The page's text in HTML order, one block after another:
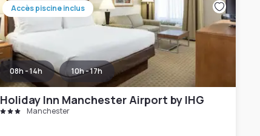
Accès piscine inclus
08h - 14h 10h - 17h
Holiday Inn Manchester Airport by IHG
Manchester